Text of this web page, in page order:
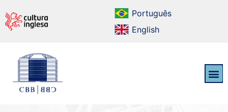
Português
English